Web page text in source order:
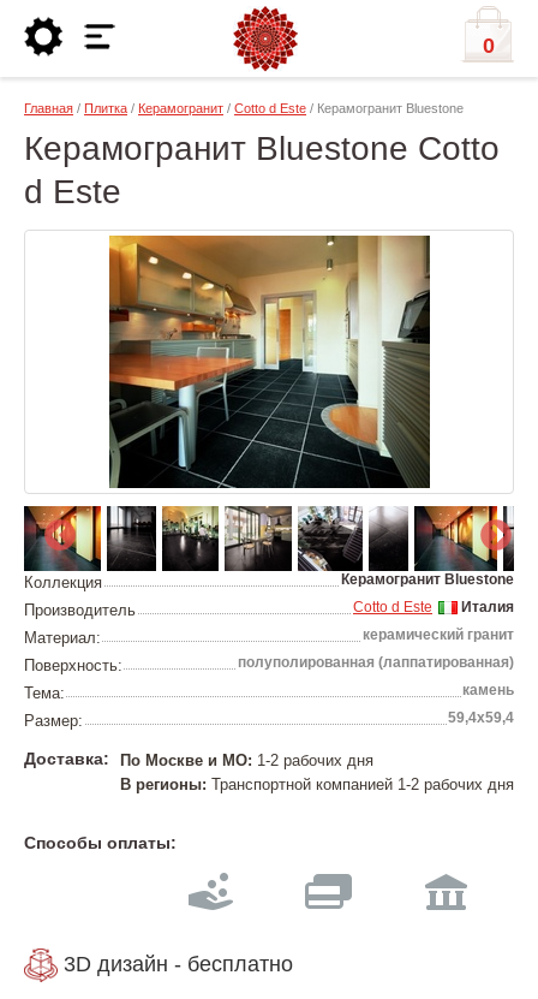
0
Главная / Плитка / Керамогранит / Cotto d Este / Керамогранит Bluestone
Керамогранит Bluestone Cotto
d Este
Коллекция Керамогранит Bluestone
Производитель Италия
Cotto d Este
Материал: керамический гранит
Поверхность: полуполированная (лаппатированная)
Тема: камень
Размер: 59,4x59,4
Доставка: По Москве и МО: 1-2 рабочих дня
В регионы: Транспортной компанией 1-2 рабочих дня
Способы оплаты:
3D дизайн - бесплатно